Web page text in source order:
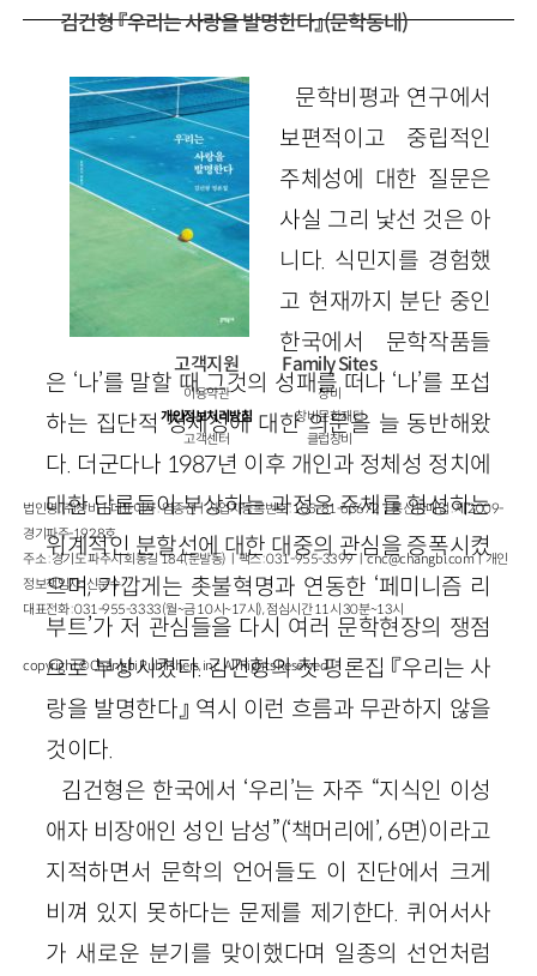
김건형 『우리는 사랑을 발명한다』(문학동네)
문학비평과 연구에서
보편적이고 중립적인
주체성에 대한 질문은
사실 그리 낯선 것은 아
니다. 식민지를 경험했
고 현재까지 분단 중인
한국에서 문학작품들
은 ‘나’를 말할 때 그것의 성패를 떠나 ‘나’를 포섭
하는 집단적 정체성에 대한 의문을 늘 동반해왔
다. 더군다나 1987년 이후 개인과 정체성 정치에
대한 담론들이 부상하는 과정은 주체를 형성하는
위계적인 분할선에 대한 대중의 관심을 증폭시켰
으며, 가깝게는 촛불혁명과 연동한 ‘페미니즘 리
부트’가 저 관심들을 다시 여러 문학현장의 쟁점
으로 부상시켰다. 김건형의 첫 평론집 『우리는 사
랑을 발명한다』 역시 이런 흐름과 무관하지 않을
것이다.
김건형은 한국에서 ‘우리’는 자주 “지식인 이성
애자 비장애인 성인 남성”(‘책머리에’, 6면)이라고
지적하면서 문학의 언어들도 이 진단에서 크게
비껴 있지 못하다는 문제를 제기한다. 퀴어서사
가 새로운 분기를 맞이했다며 일종의 선언처럼
고객지원
이용약관
개인정보처리방침
고객센터
Family Sites
창비
창비문화재단
클럽창비
법인명 : ㈜창비ㅣ대표이사 : 염종선ㅣ사업자등록번호 : 105-81-63672ㅣ통신판매업 : 제 2009-
경기파주-1928호
주소 : 경기도 파주시 회동길 184(문발동)ㅣ팩스 : 031-955-3399 ㅣcnc@changbi.comㅣ개인
정보책임자 : 신문수
대표전화 : 031-955-3333(월~금 10시~17시), 점심시간 11시 30분~13시
copyright © Changbi Publishers, inc. All Rights Reserved.